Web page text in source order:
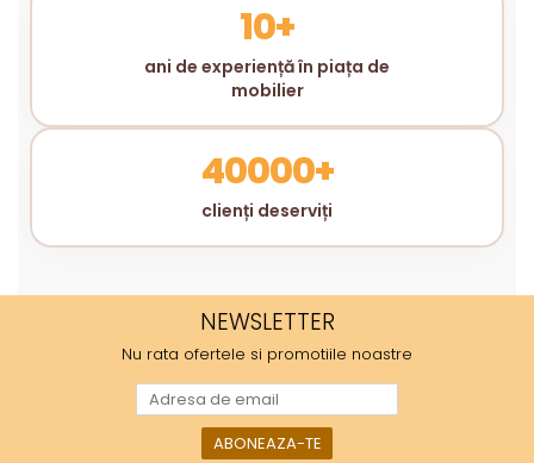
10+
ani de experiență în piața de
mobilier
40000+
clienți deserviți
NEWSLETTER
Nu rata ofertele si promotiile noastre